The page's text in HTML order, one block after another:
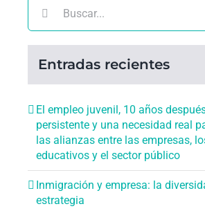
Buscar:
Entradas recientes
El empleo juvenil, 10 años
persistente y una necesidad real
las alianzas entre las empresas,
educativos y el sector público
Inmigración y empresa: la
estrategia